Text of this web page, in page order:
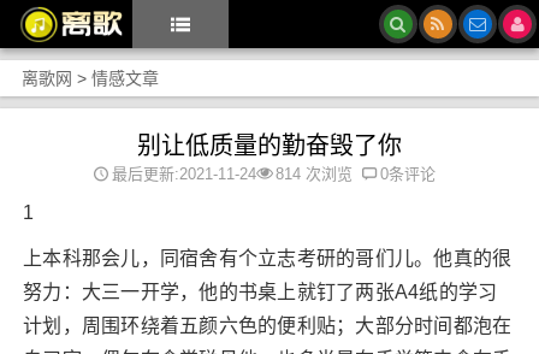
离歌网 > 情感文章
别让低质量的勤奋毁了你
最后更新:2021-11-24 814 次浏览 0条评论
1
上本科那会儿，同宿舍有个立志考研的哥们儿。他真的很
努力：大三一开学，他的书桌上就钉了两张A4纸的学习
计划，周围环绕着五颜六色的便利贴；大部分时间都泡在